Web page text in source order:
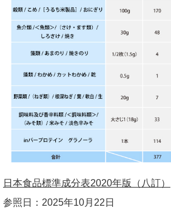
日本食品標準成分表2020年版（八訂）
参照日： 2025年10月 22 日